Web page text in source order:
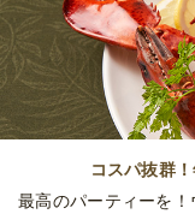
オードブル
締切 2日前12時
コスパ抜群
最高のパーティーを